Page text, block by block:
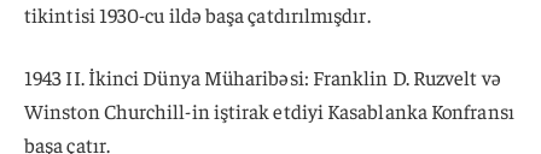
tikintisi 1930-cu ildə başa çatdırılmışdır.
1943 II. İkinci Dünya Müharibəsi: Franklin D. Ruzvelt və
Winston Churchill-in iştirak etdiyi Kasablanka Konfransı
başa çatır.